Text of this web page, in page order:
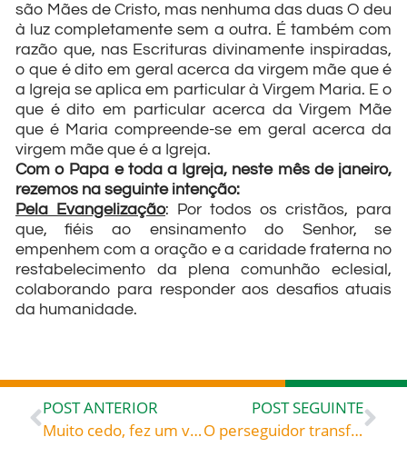
são Mães de Cristo, mas nenhuma das duas O deu
à luz completamente sem a outra. É também com
razão que, nas Escrituras divinamente inspiradas,
o que é dito em geral acerca da virgem mãe que é
a Igreja se aplica em particular à Virgem Maria. E o
que é dito em particular acerca da Virgem Mãe
que é Maria compreende-se em geral acerca da
virgem mãe que é a Igreja.
Com o Papa e toda a Igreja, neste mês de janeiro,
rezemos na seguinte intenção:
Pela Evangelização: Por todos os cristãos, para
que, fiéis ao ensinamento do Senhor, se
empenhem com a oração e a caridade fraterna no
restabelecimento da plena comunhão eclesial,
colaborando para responder aos desafios atuais
da humanidade.
POST ANTERIOR
Muito cedo, fez um voto de viver a castidade e buscar sempre a vontade do Senhor. Ao longo da história desse santo muito amado, vamos percebendo o quanto ele buscou e o quanto encontrou o que Deus queria: São Francisco de Sales, doutor da Igreja, celebrado hoje, 24, roga por todos nós!
POST SEGUINTE
O perseguidor transformado em pregador – Santo Agostinho (354-430), bispo de Hipona (norte de África), doutor da Igreja